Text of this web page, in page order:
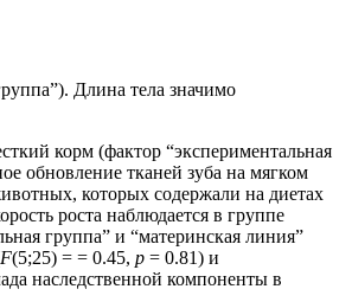
Длина тела значимо
корм (фактор “экспериментальная
обновление тканей зуба на мягком
которых содержали на диетах
роста наблюдается в группе
группа” и “материнская линия”
F(5;25) = = 0.45, p = 0.81) и
наследственной компоненты в